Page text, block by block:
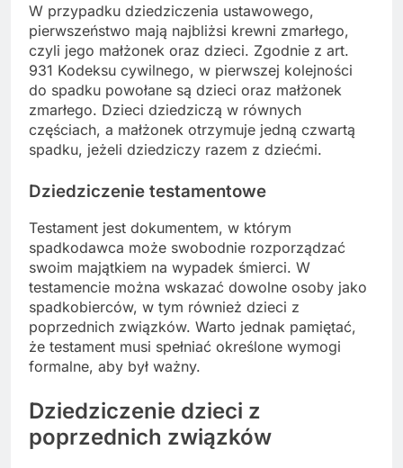
W przypadku dziedziczenia ustawowego,
pierwszeństwo mają najbliżsi krewni zmarłego,
czyli jego małżonek oraz dzieci. Zgodnie z art.
931 Kodeksu cywilnego, w pierwszej kolejności
do spadku powołane są dzieci oraz małżonek
zmarłego. Dzieci dziedziczą w równych
częściach, a małżonek otrzymuje jedną czwartą
spadku, jeżeli dziedziczy razem z dziećmi.
Dziedziczenie testamentowe
Testament jest dokumentem, w którym
spadkodawca może swobodnie rozporządzać
swoim majątkiem na wypadek śmierci. W
testamencie można wskazać dowolne osoby jako
spadkobierców, w tym również dzieci z
poprzednich związków. Warto jednak pamiętać,
że testament musi spełniać określone wymogi
formalne, aby był ważny.
Dziedziczenie dzieci z
poprzednich związków